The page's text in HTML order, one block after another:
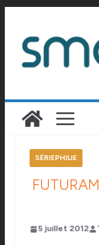
contenu
SÉRIEPHILIE
5 juillet 2012